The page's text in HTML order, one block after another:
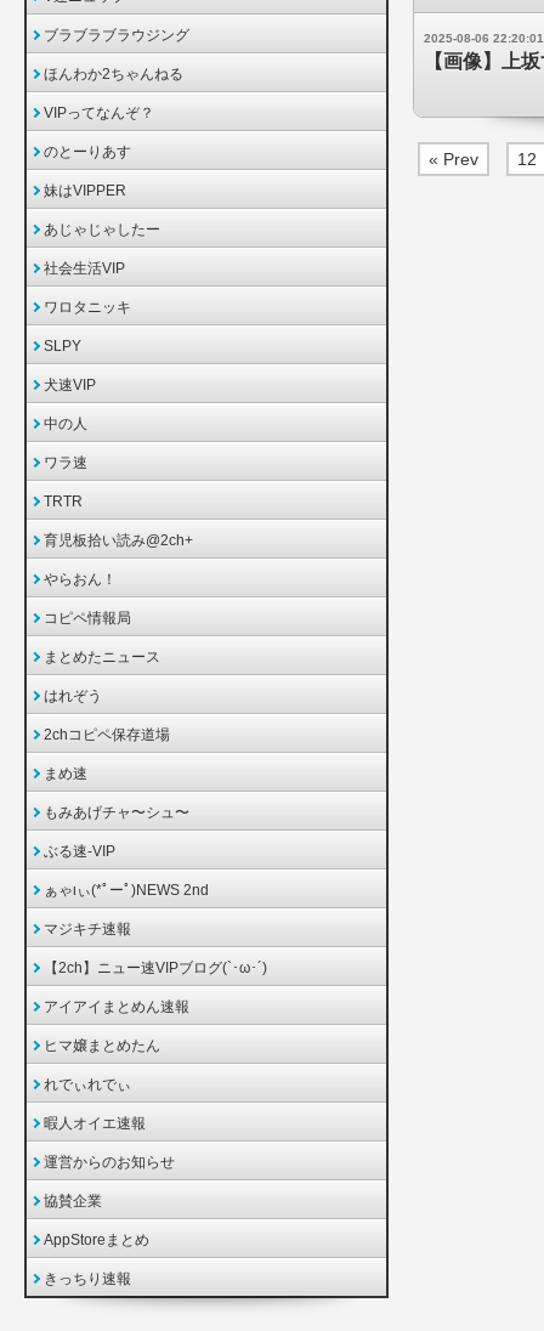
2025-08-06 22:20:01
【画像】上
« Prev 12
ブラブラブラウジング
ほんわか2ちゃんねる
VIPってなんぞ？
のとーりあす
妹はVIPPER
あじゃじゃしたー
社会生活VIP
ワロタニッキ
SLPY
犬速VIP
中の人
ワラ速
TRTR
育児板拾い読み@2ch+
やらおん！
コピペ情報局
まとめたニュース
はれぞう
2chコピペ保存道場
まめ速
もみあげチャ〜シュ〜
ぶる速-VIP
ぁゃιぃ(*ﾟーﾟ)NEWS 2nd
マジキチ速報
【2ch】ニュー速VIPブログ(`･ω･´)
アイアイまとめん速報
ヒマ嬢まとめたん
れでぃれでぃ
暇人オイエ速報
運営からのお知らせ
協賛企業
AppStoreまとめ
きっちり速報